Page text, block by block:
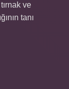
ve
tanı